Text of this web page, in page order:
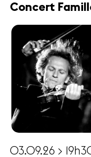
Concert
03.09.26 >